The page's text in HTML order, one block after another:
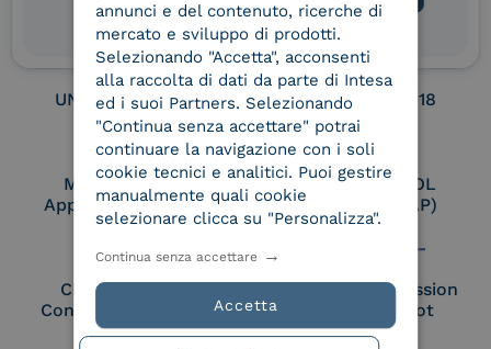
UNI EN ISO 9001 UNI EN ISO 27001
UNI EN ISO 27017 UNI EN ISO 27018
Membro Adobe
Approved Trust List
Certified PEPPOL
Access Point (AP)
Cloud Signature
Consortium Member
European Commission
Large Scale Pilot
Member
annunci e del contenuto, ricerche di
mercato e sviluppo di prodotti.
Selezionando "Accetta", acconsenti
alla raccolta di dati da parte di Intesa
ed i suoi Partners. Selezionando
"Continua senza accettare" potrai
continuare la navigazione con i soli
cookie tecnici e analitici. Puoi gestire
manualmente quali cookie
selezionare clicca su "Personalizza".
Accetta
Continua senza accettare